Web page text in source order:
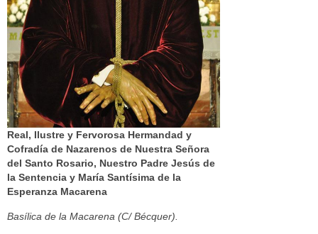
Real, Ilustre y Fervorosa Hermandad y
Cofradía de Nazarenos de Nuestra Señora
del Santo Rosario, Nuestro Padre Jesús de
la Sentencia y María Santísima de la
Esperanza Macarena
Basílica de la Macarena (C/ Bécquer).